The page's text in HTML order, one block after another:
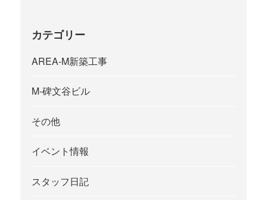
カテゴリー
AREA-M新築工事
M-碑文谷ビル
その他
イベント情報
スタッフ日記